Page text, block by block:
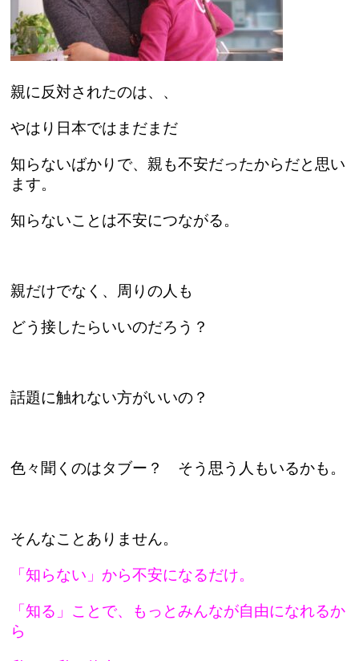
親に反対されたのは、、
やはり日本ではまだまだ
知らないばかりで、親も不安だったからだと思い
ます。
知らないことは不安につながる。
親だけでなく、周りの人も
どう接したらいいのだろう？
話題に触れない方がいいの？
色々聞くのはタブー？ そう思う人もいるかも。
そんなことありません。
「知らない」から不安になるだけ。
「知る」ことで、もっとみんなが自由になれるか
ら